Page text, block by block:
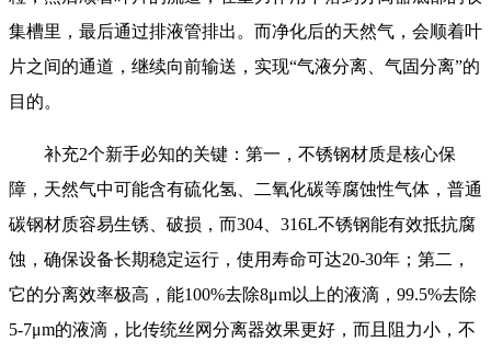
集槽里，最后通过排液管排出。而净化后的天然气，会顺着叶
片之间的通道，继续向前输送，实现“气液分离、气固分离”的
目的。
补充2个新手必知的关键：第一，不锈钢材质是核心保
障，天然气中可能含有硫化氢、二氧化碳等腐蚀性气体，普通
碳钢材质容易生锈、破损，而304、316L不锈钢能有效抵抗腐
蚀，确保设备长期稳定运行，使用寿命可达20-30年；第二，
它的分离效率极高，能100%去除8μm以上的液滴，99.5%去除
5-7μm的液滴，比传统丝网分离器效果更好，而且阻力小，不